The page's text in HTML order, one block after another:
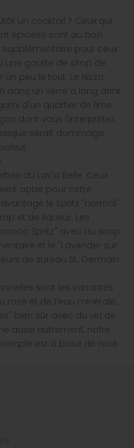
un cocktail ? Ceux qui
épicées sont au bon
pour ceux
une goutte de sirop de
peu le tout. Le Nizza
dans un verre à long drink
d'un quartier de lime
dont vous l'interprétez.
serait dommage
du Lav'a Belle. Ceux
opter pour cette
le Spritz "normal"
et de liqueur. Les
Spritz" avec du sirop
et le "Lavender sur
de sureau St. Germain.
sont les variantes
rosé et de l'eau minérale,
bien sûr avec du vin de
aussi autrement, notre
est à base de rosé